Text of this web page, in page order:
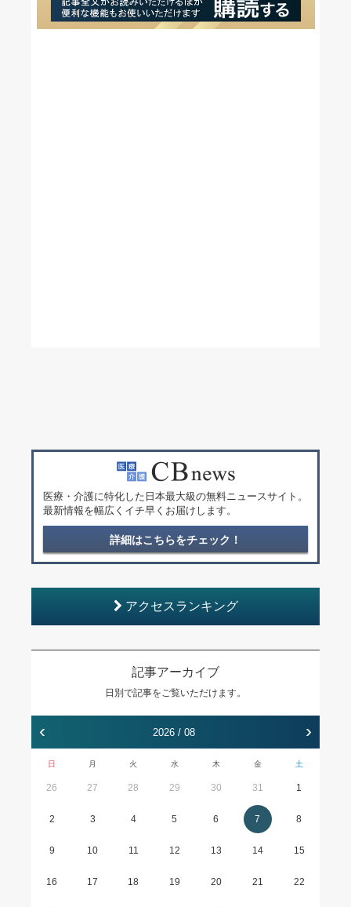
医療・介護に特化した日本最大級の無料ニュースサイト。
最新情報を幅広くイチ早くお届けします。
詳細はこちらをチェック！
アクセスランキング
記事アーカイブ
日別で記事をご覧いただけます。
‹ 2026 / 08 ›
日 月 火 水 木 金 土
26 27 28 29 30 31 1
2 3 4 5 6 7 8
9 10 11 12 13 14 15
16 17 18 19 20 21 22